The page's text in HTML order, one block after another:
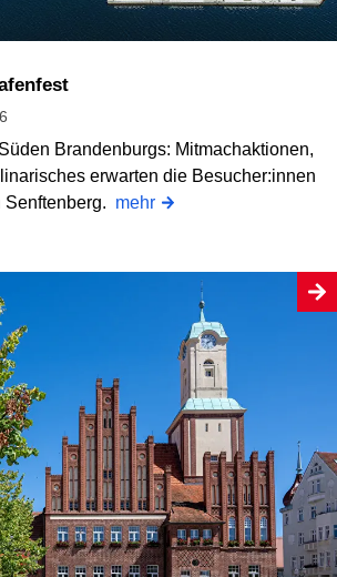
Brandenburgs: Mitmachaktionen,
erwarten die Besucher:innen
Senftenberg. mehr